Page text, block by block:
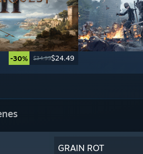
-30% $34.99$24.49
GRAIN ROT